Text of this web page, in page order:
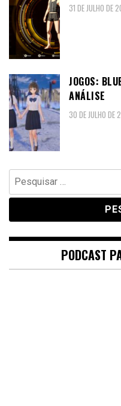
31 DE JULHO DE
JOGOS:
ANÁLISE
30 DE JULHO DE
Pesquisar
por:
PODCAST